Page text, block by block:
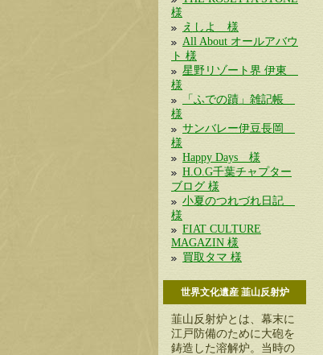
様
えしよ 様
All About オールアバウ
ト 様
星野リゾート界 伊東
様
「ふでの蹟」雑記帳
様
サンバレー伊豆長岡
様
Happy Days 様
H.O.G千葉チャプター
ブログ 様
小夏のつれづれ日記
様
FIAT CULTURE
MAGAZIN 様
買取タマ 様
世界文化遺産 韮山反射炉
韮山反射炉とは、幕末に
江戸防備のために大砲を
鋳造した溶解炉。当時の